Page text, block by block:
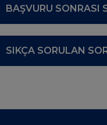
BAŞVURU SONRASI
SIKÇA SORULAN